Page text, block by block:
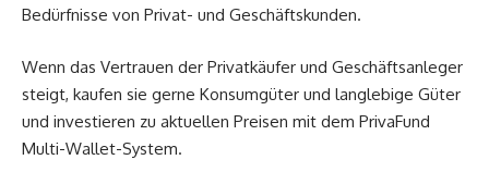
Bedürfnisse von Privat- und Geschäftskunden.
Wenn das Vertrauen der Privatkäufer und Geschäftsanleger
steigt, kaufen sie gerne Konsumgüter und langlebige Güter
und investieren zu aktuellen Preisen mit dem PrivaFund
Multi-Wallet-System.